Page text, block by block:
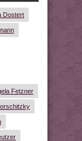
Dostert
Fetzner